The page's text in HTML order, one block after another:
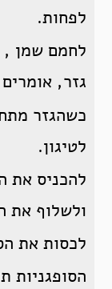
לפחות.
לחמם שמן ,
גזר,
כשהגזר
לטיגון.
להכניס את
ולשלוף את
לכסות את
הסופגניות